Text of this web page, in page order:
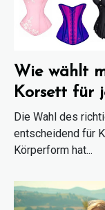
Wie wählt
Korsett für
Die Wahl des
entscheidend für
Körperform hat...